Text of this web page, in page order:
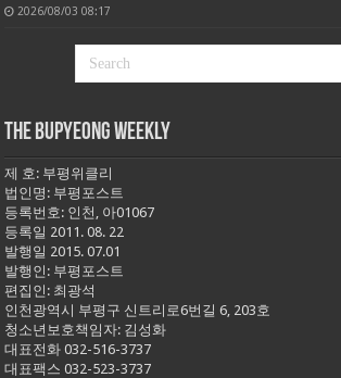
2026/08/03 08:17
THE BUPYEONG WEEKLY
제 호: 부평위클리
법인명: 부평포스트
등록번호: 인천, 아01067
등록일 2011. 08. 22
발행일 2015. 07.01
발행인: 부평포스트
편집인: 최광석
인천광역시 부평구 신트리로6번길 6, 203호
청소년보호책임자: 김성화
대표전화 032-516-3737
대표팩스 032-523-3737